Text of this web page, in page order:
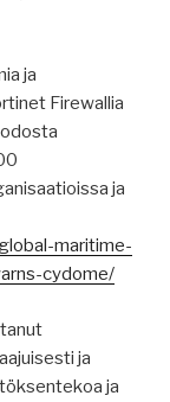
ja
Firewallia
ja
maritime-
cydome/
ja
ja